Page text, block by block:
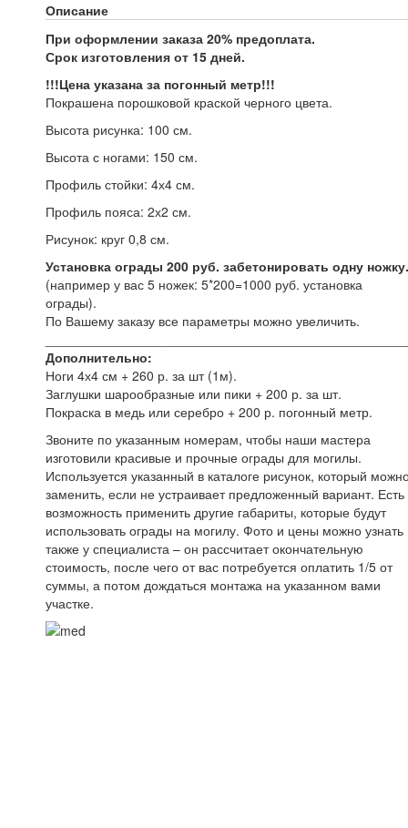
Описание
При оформлении заказа 20% предоплата.
Срок изготовления от 15 дней.
!!!Цена указана за погонный метр!!!
Покрашена порошковой краской черного цвета.
Высота рисунка: 100 см.
Высота с ногами: 150 см.
Профиль стойки: 4х4 см.
Профиль пояса: 2х2 см.
Рисунок: круг 0,8 см.
Установка ограды 200 руб. забетонировать одну ножку.
(например у вас 5 ножек: 5*200=1000 руб. установка
ограды).
По Вашему заказу все параметры можно увеличить.
Дополнительно:
Ноги 4х4 см + 260 р. за шт (1м).
Заглушки шарообразные или пики + 200 р. за шт.
Покраска в медь или серебро + 200 р. погонный метр.
Звоните по указанным номерам, чтобы наши мастера
изготовили красивые и прочные ограды для могилы.
Используется указанный в каталоге рисунок, который
заменить, если не устраивает предложенный вариант. Есть
возможность применить другие габариты, которые будут
использовать ограды на могилу. Фото и цены можно узнать
также у специалиста – он рассчитает окончательную
стоимость, после чего от вас потребуется оплатить 1/5 от
суммы, а потом дождаться монтажа на указанном вами
участке.